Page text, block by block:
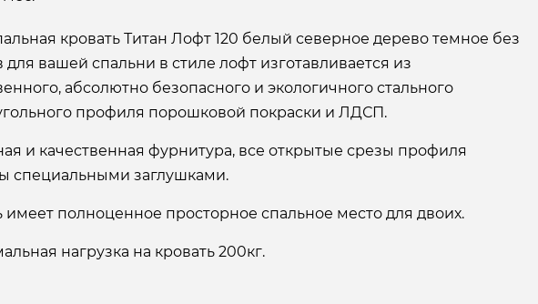
кровать Титан Лофт 120 белый северное дерево темное без
вашей спальни в стиле лофт изготавливается из
абсолютно безопасного и экологичного стального
профиля порошковой покраски и ЛДСП.
и качественная фурнитура, все открытые срезы профиля
специальными заглушками.
имеет полноценное просторное спальное место для двоих.
нагрузка на кровать 200кг.